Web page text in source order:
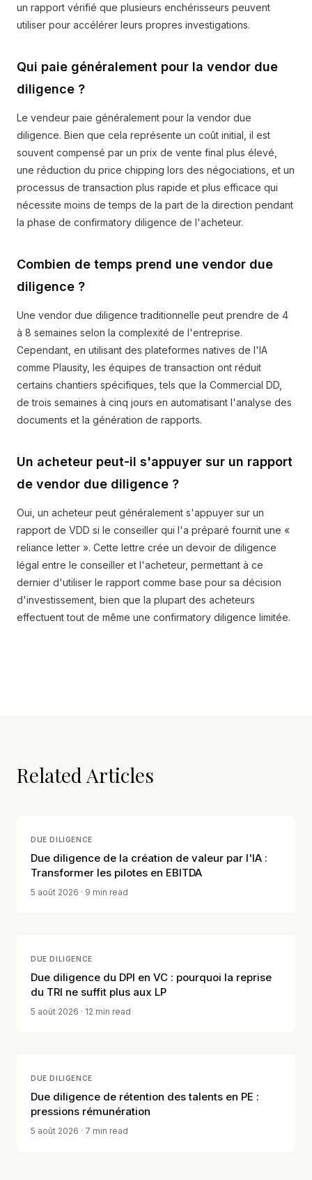
un rapport vérifié que plusieurs enchérisseurs peuvent
utiliser pour accélérer leurs propres investigations.
Qui paie généralement pour la vendor due
diligence ?
Le vendeur paie généralement pour la vendor due
diligence. Bien que cela représente un coût initial, il est
souvent compensé par un prix de vente final plus élevé,
une réduction du price chipping lors des négociations, et un
processus de transaction plus rapide et plus efficace qui
nécessite moins de temps de la part de la direction pendant
la phase de confirmatory diligence de l'acheteur.
Combien de temps prend une vendor due
diligence ?
Une vendor due diligence traditionnelle peut prendre de 4
à 8 semaines selon la complexité de l'entreprise.
Cependant, en utilisant des plateformes natives de l'IA
comme Plausity, les équipes de transaction ont réduit
certains chantiers spécifiques, tels que la Commercial DD,
de trois semaines à cinq jours en automatisant l'analyse des
documents et la génération de rapports.
Un acheteur peut-il s'appuyer sur un rapport
de vendor due diligence ?
Oui, un acheteur peut généralement s'appuyer sur un
rapport de VDD si le conseiller qui l'a préparé fournit une «
reliance letter ». Cette lettre crée un devoir de diligence
légal entre le conseiller et l'acheteur, permettant à ce
dernier d'utiliser le rapport comme base pour sa décision
d'investissement, bien que la plupart des acheteurs
effectuent tout de même une confirmatory diligence limitée.
Related Articles
DUE DILIGENCE
Due diligence de la création de valeur par l'IA :
Transformer les pilotes en EBITDA
5 août 2026 · 9 min read
DUE DILIGENCE
Due diligence du DPI en VC : pourquoi la reprise
du TRI ne suffit plus aux LP
5 août 2026 · 12 min read
DUE DILIGENCE
Due diligence de rétention des talents en PE :
pressions rémunération
5 août 2026 · 7 min read